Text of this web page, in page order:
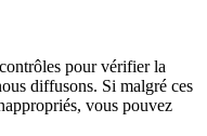
pour vérifier la
diffusons. Si malgré ces
vous pouvez